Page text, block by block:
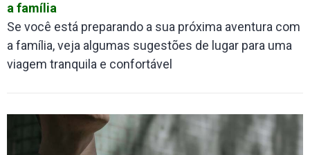
a família
Se você está preparando a sua próxima aventura com
a família, veja algumas sugestões de lugar para uma
viagem tranquila e confortável